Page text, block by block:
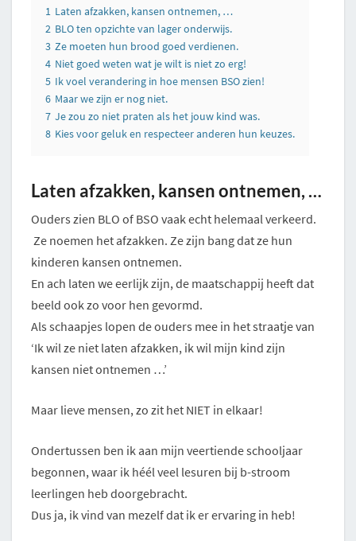
1 Laten afzakken, kansen ontnemen, …
2 BLO ten opzichte van lager onderwijs.
3 Ze moeten hun brood goed verdienen.
4 Niet goed weten wat je wilt is niet zo erg!
5 Ik voel verandering in hoe mensen BSO zien!
6 Maar we zijn er nog niet.
7 Je zou zo niet praten als het jouw kind was.
8 Kies voor geluk en respecteer anderen hun keuzes.
Laten afzakken, kansen ontnemen, …
Ouders zien BLO of BSO vaak echt helemaal verkeerd.
Ze noemen het afzakken. Ze zijn bang dat ze hun
kinderen kansen ontnemen.
En ach laten we eerlijk zijn, de maatschappij heeft dat
beeld ook zo voor hen gevormd.
Als schaapjes lopen de ouders mee in het straatje van
‘Ik wil ze niet laten afzakken, ik wil mijn kind zijn
kansen niet ontnemen …’
Maar lieve mensen, zo zit het NIET in elkaar!
Ondertussen ben ik aan mijn veertiende schooljaar
begonnen, waar ik héél veel lesuren bij b-stroom
leerlingen heb doorgebracht.
Dus ja, ik vind van mezelf dat ik er ervaring in heb!